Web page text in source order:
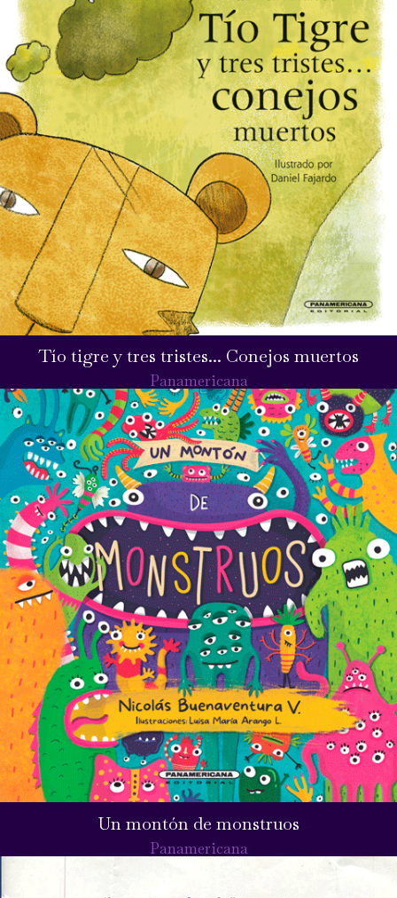
Tío tigre y tres tristes... Conejos muertos
Panamericana
Un montón de monstruos
Panamericana